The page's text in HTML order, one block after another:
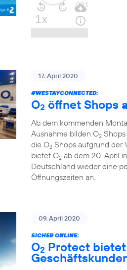
17. April 2020
#WESTAYCONNECTED:
O2 öffnet Shops
Ab dem kommenden
Ausnahme bilden O2
die O2 Shops aufgrund der
bietet O2 ab dem 20. April
Deutschland wieder eine
Öffnungszeiten an.
09. April 2020
SICHER ONLINE:
O2 Protect